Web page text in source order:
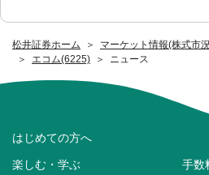
松井証券ホーム
マーケット情報(株式市
エコム(6225)
ニュース
はじめての方へ
楽しむ・学ぶ 手数